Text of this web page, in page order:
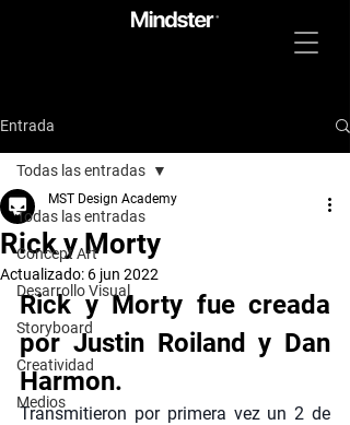
Entrada
Todas las entradas
Concept Art
Desarrollo Visual
Storyboard
Creatividad
Medios
Todas las entradas
Rick y Morty
MST Design Academy
Actualizado: 6 jun 2022
Rick y Morty fue creada
por Justin Roiland y Dan
Harmon.
Transmitieron por primera vez un 2 de